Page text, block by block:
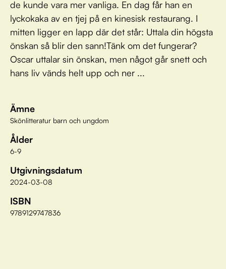
de kunde vara mer vanliga. En dag får han en
lyckokaka av en tjej på en kinesisk restaurang. I
mitten ligger en lapp där det står: Uttala din högsta
önskan så blir den sann!Tänk om det fungerar?
Oscar uttalar sin önskan, men något går snett och
hans liv vänds helt upp och ner ...
Ämne
Skönlitteratur barn och ungdom
Ålder
6-9
Utgivningsdatum
2024-03-08
ISBN
9789129747836